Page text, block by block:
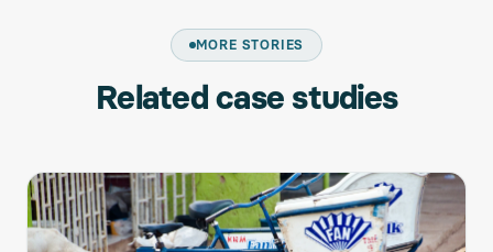
MORE STORIES
Related case studies